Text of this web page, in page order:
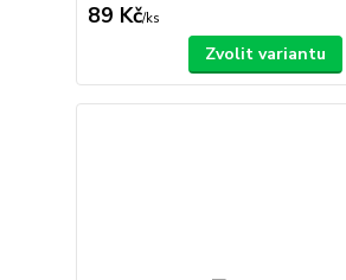
89 Kč/ks
Zvolit variantu